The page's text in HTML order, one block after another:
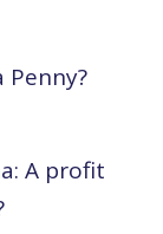
Penny?
A profit